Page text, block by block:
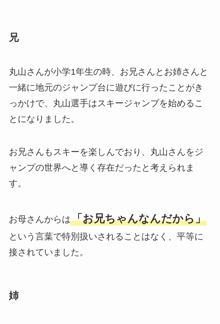
兄
丸山さんが小学1年生の時、お兄さんとお姉さんと
一緒に地元のジャンプ台に遊びに行ったことがき
っかけで、丸山選手はスキージャンプを始めるこ
とになりました。
お兄さんもスキーを楽しんでおり、丸山さんをジ
ャンプの世界へと導く存在だったと考えられま
す。
お母さんからは「お兄ちゃんなんだから」
という言葉で特別扱いされることはなく、平等に
接されていました。
姉